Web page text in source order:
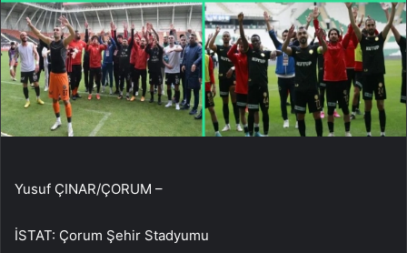
Yusuf ÇINAR/ÇORUM –
İSTAT: Çorum Şehir Stadyumu